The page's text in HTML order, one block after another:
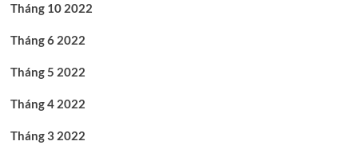
Tháng 10 2022
Tháng 6 2022
Tháng 5 2022
Tháng 4 2022
Tháng 3 2022